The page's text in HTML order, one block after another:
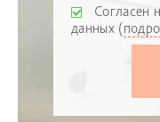
Согласен
данных (